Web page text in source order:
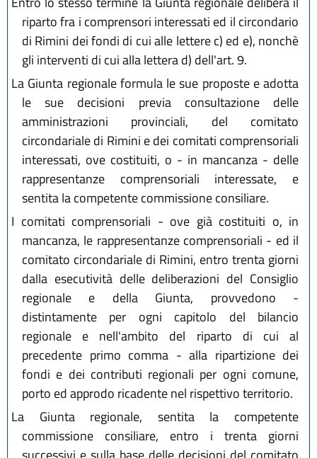
riparto fra i comprensori interessati ed il circondario
di Rimini dei fondi di cui alle lettere c) ed e), nonchè
gli interventi di cui alla lettera d) dell'art. 9.
La Giunta regionale formula le sue proposte e adotta
le sue decisioni previa consultazione delle
amministrazioni provinciali, del comitato
circondariale di Rimini e dei comitati comprensoriali
interessati, ove costituiti, o - in mancanza - delle
rappresentanze comprensoriali interessate, e
sentita la competente commissione consiliare.
I comitati comprensoriali - ove già costituiti o, in
mancanza, le rappresentanze comprensoriali - ed il
comitato circondariale di Rimini, entro trenta giorni
dalla esecutività delle deliberazioni del Consiglio
regionale e della Giunta, provvedono -
distintamente per ogni capitolo del bilancio
regionale e nell'ambito del riparto di cui al
precedente primo comma - alla ripartizione dei
fondi e dei contributi regionali per ogni comune,
porto ed approdo ricadente nel rispettivo territorio.
La Giunta regionale, sentita la competente
commissione consiliare, entro i trenta giorni